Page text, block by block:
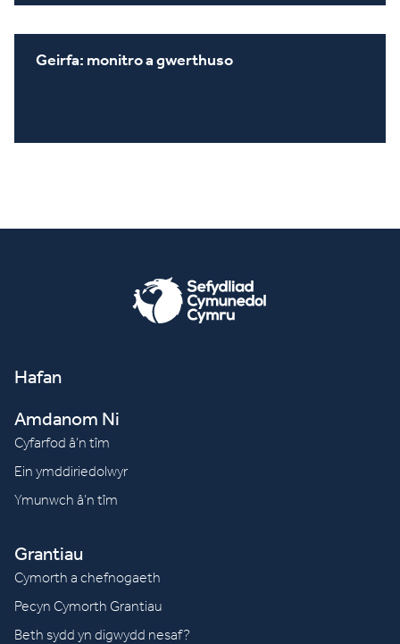
Geirfa: monitro a gwerthuso
Hafan
Amdanom Ni
Cyfarfod â’n tîm
Ein ymddiriedolwyr
Ymunwch â’n tîm
Grantiau
Cymorth a chefnogaeth
Pecyn Cymorth Grantiau
Beth sydd yn digwydd nesaf?